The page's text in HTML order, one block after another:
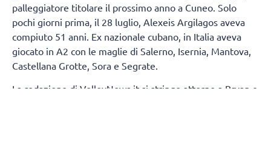
palleggiatore titolare il prossimo anno a Cuneo. Solo
pochi giorni prima, il 28 luglio, Alexeis Argilagos aveva
compiuto 51 anni. Ex nazionale cubano, in Italia aveva
giocato in A2 con le maglie di Salerno, Isernia, Mantova,
Castellana Grotte, Sora e Segrate.
La redazione di VolleyNews.it si stringe attorno a Bryan e